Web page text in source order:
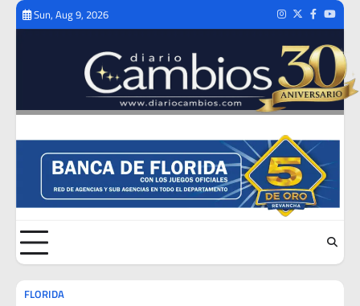
Skip
Sun, Aug 9, 2026 Instagram
TwitterFacebook
FLORIDA